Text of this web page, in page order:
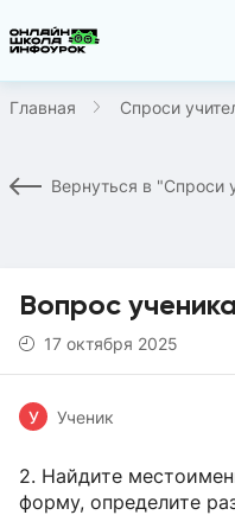
Главная Спроси
Вернуться в "Спроси
Вопрос ученика
17 октября 2025
У Ученик
2. Найдите
форму, определите